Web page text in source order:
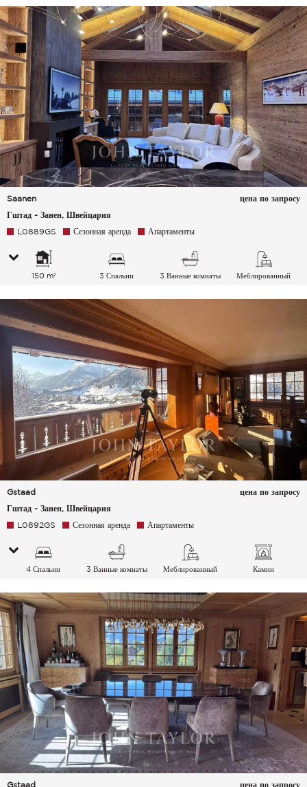
Saanen
Гштад - Занен, Швейцария
цена по запросу
L0889GS Сезонная аренда Апартаменты
150 m² 3 Спальни 3 Ванные комнаты Меблированный
Gstaad
Гштад - Занен, Швейцария
цена по запросу
L0892GS Сезонная аренда Апартаменты
4 Спальни 3 Ванные комнаты Меблированный Камин
Gstaad цена по запросу